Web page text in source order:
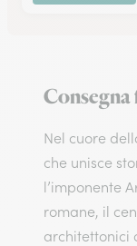
Nel cuore
che unisce
l’imponente
romane, il
architettonici